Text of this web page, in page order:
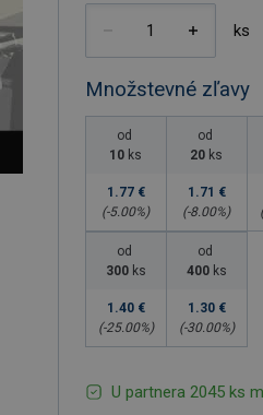
ks
Množstevné zľavy
od
10 ks
1.77 €
(-5.00%)
od
20 ks
1.71 €
(-8.00%)
od
300 ks
1.40 €
(-25.00%)
od
400 ks
1.30 €
(-30.00%)
U partnera 2045 ks